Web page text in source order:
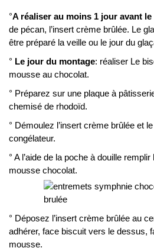
°A réaliser au moins 1 jour avant le
de pécan, l’insert crème brûlée. Le
être préparé la veille ou le jour du
° Le jour du montage: réaliser Le
mousse au chocolat.
° Préparez sur une plaque à
chemisé de rhodoïd.
° Démoulez l’insert crème brûlée et
congélateur.
° A l’aide de la poche à douille
mousse chocolat.
° Déposez l’insert crème brûlée au
adhérer, face biscuit vers le dessus,
mousse.